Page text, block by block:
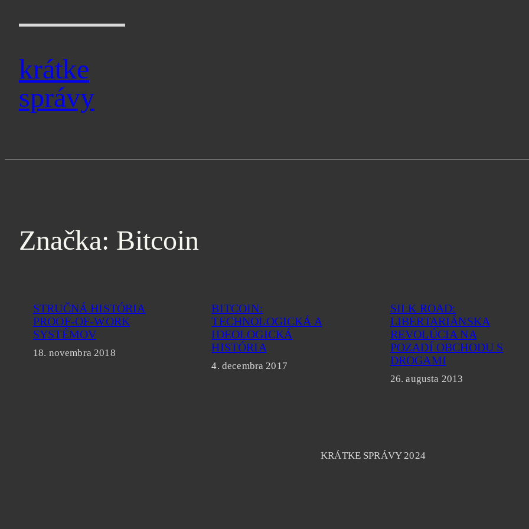
krátke
správy
Značka: Bitcoin
STRUČNÁ HISTÓRIA
PROOF-OF-WORK
SYSTÉMOV
18. novembra 2018
BITCOIN:
TECHNOLOGICKÁ A
IDEOLOGICKÁ
HISTÓRIA
4. decembra 2017
SILK ROAD:
LIBERTARIÁNSKA
REVOLÚCIA NA
POZADÍ OBCHODU S
DROGAMI
26. augusta 2013
KRÁTKE SPRÁVY 2024